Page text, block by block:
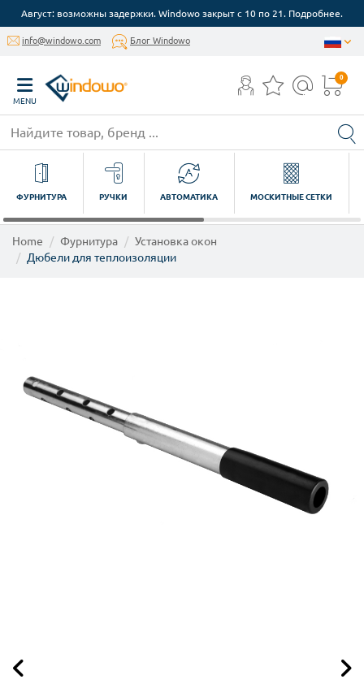
Август: возможны задержки. Windowo закрыт с 10 по 21. Подробнее.
info@windowo.com Блог Windowo
MENU
0
ФУРНИТУРА РУЧКИ АВТОМАТИКА МОСКИТНЫЕ СЕТКИ
Home Фурнитура
Установка окон
Дюбели для теплоизоляции